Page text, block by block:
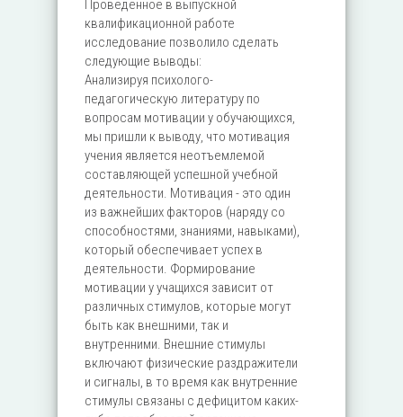
Проведенное в выпускной
квалификационной работе
исследование позволило сделать
следующие выводы:
Анализируя психолого-
педагогическую литературу по
вопросам мотивации у обучающихся,
мы пришли к выводу, что мотивация
учения является неотъемлемой
составляющей успешной учебной
деятельности. Мотивация - это один
из важнейших факторов (наряду со
способностями, знаниями, навыками),
который обеспечивает успех в
деятельности. Формирование
мотивации у учащихся зависит от
различных стимулов, которые могут
быть как внешними, так и
внутренними. Внешние стимулы
включают физические раздражители
и сигналы, в то время как внутренние
стимулы связаны с дефицитом каких-